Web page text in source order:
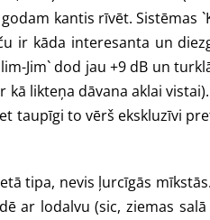
kantis rīvēt.
ir kāda interesanta un
Jim` dod jau +9 dB un
likteņa dāvana aklai
taupīgi to vērš ekskluzīvi
tipa, nevis ļurcīgās
ar lodalvu (sic, ziemas